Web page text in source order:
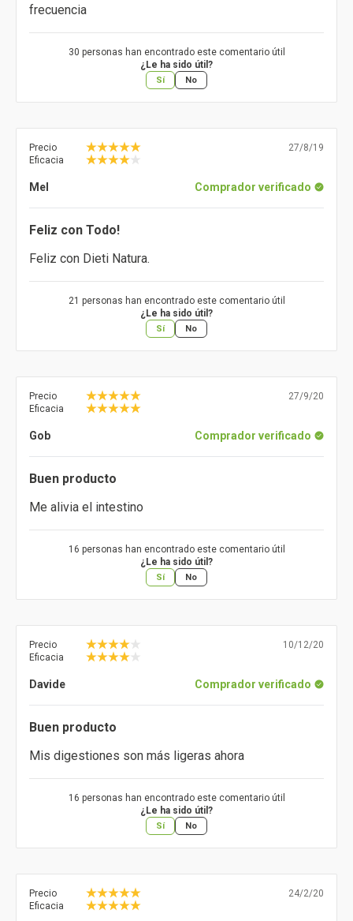
frecuencia
30 personas han encontrado este comentario útil
¿Le ha sido útil?
Sí No
Precio
Eficacia
27/8/19
Mel Comprador verificado
Feliz con Todo!
Feliz con Dieti Natura.
21 personas han encontrado este comentario útil
¿Le ha sido útil?
Sí No
Precio
Eficacia
27/9/20
Gob Comprador verificado
Buen producto
Me alivia el intestino
16 personas han encontrado este comentario útil
¿Le ha sido útil?
Sí No
Precio
Eficacia
10/12/20
Davide Comprador verificado
Buen producto
Mis digestiones son más ligeras ahora
16 personas han encontrado este comentario útil
¿Le ha sido útil?
Sí No
Precio
Eficacia
24/2/20